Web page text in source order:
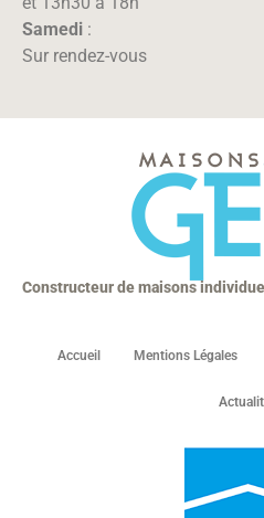
Samedi :
Sur rendez-vous
Constructeur de maisons
Accueil Mentions Légales